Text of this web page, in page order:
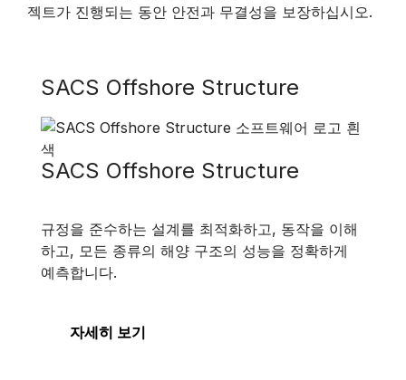
젝트가 진행되는 동안 안전과 무결성을 보장하십시오.
SACS Offshore Structure
SACS Offshore Structure
규정을 준수하는 설계를 최적화하고, 동작을 이해
하고, 모든 종류의 해양 구조의 성능을 정확하게
예측합니다.
자세히 보기